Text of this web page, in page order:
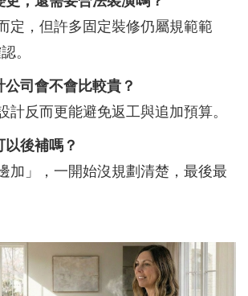
定，但許多固定裝修仍屬規範範
。
司會不會比較貴？
計反而更能避免返工與追加預算。
以後補嗎？
加」，一開始沒規劃清楚，最後最